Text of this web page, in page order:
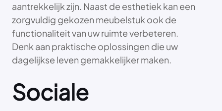
aantrekkelijk zijn. Naast de esthetiek kan een
zorgvuldig gekozen meubelstuk ook de
functionaliteit van uw ruimte verbeteren.
Denk aan praktische oplossingen die uw
dagelijkse leven gemakkelijker maken.
Sociale